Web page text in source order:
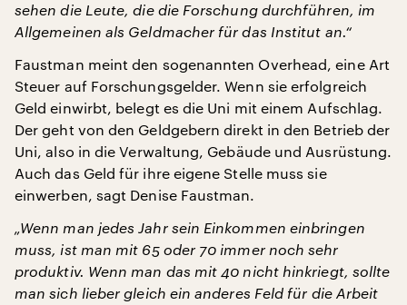
sehen die Leute, die die Forschung durchführen, im
Allgemeinen als Geldmacher für das Institut an.“
Faustman meint den sogenannten Overhead, eine Art
Steuer auf Forschungsgelder. Wenn sie erfolgreich
Geld einwirbt, belegt es die Uni mit einem Aufschlag.
Der geht von den Geldgebern direkt in den Betrieb der
Uni, also in die Verwaltung, Gebäude und Ausrüstung.
Auch das Geld für ihre eigene Stelle muss sie
einwerben, sagt Denise Faustman.
„Wenn man jedes Jahr sein Einkommen einbringen
muss, ist man mit 65 oder 70 immer noch sehr
produktiv. Wenn man das mit 40 nicht hinkriegt, sollte
man sich lieber gleich ein anderes Feld für die Arbeit